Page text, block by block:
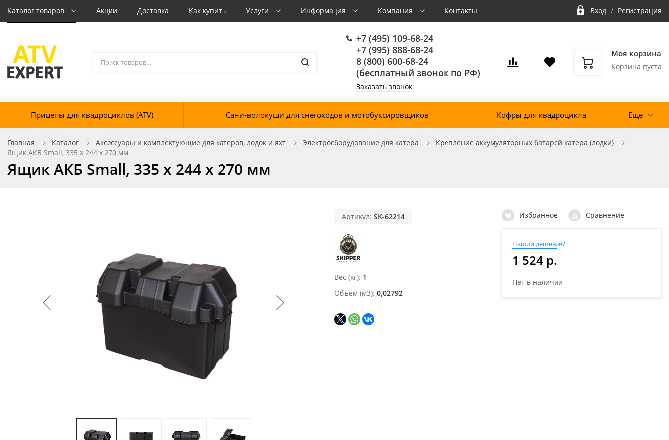
Каталог товаров Акции Доставка Как купить Услуги Информация Компания Контакты Вход / Регистрация
+7 (495) 109-68-24
+7 (995) 888-68-24
8 (800) 600-68-24
(бесплатный звонок по РФ)
Заказать звонок
Моя корзина
Корзина пуста
Прицепы для квадроциклов (ATV) Сани-волокуши для снегоходов и мотобуксировщиков Кофры для квадроцикла Еще
Главная Каталог Аксессуары и комплектующие для катеров, лодок и яхт Электрооборудование для катера
Крепление аккумуляторных батарей катера (лодки)
Ящик АКБ Small, 335 x 244 x 270 мм
Ящик АКБ Small, 335 x 244 x 270 мм
Артикул: SK-62214
Вес (кг) 1
Объем (м3) 0,02792
Избранное Сравнение
Нашли дешевле?
1 524 р.
Нет в наличии